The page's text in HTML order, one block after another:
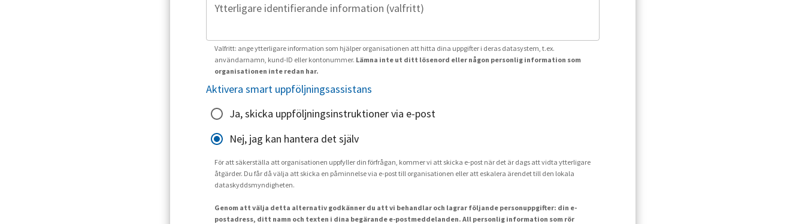
Ytterligare identifierande information (valfritt)
Valfritt: ange ytterligare information som hjälper organisationen att hitta dina uppgifter i deras datasystem, t.ex.
användarnamn, kund-ID eller kontonummer. Lämna inte ut ditt lösenord eller någon personlig information som
organisationen inte redan har.
Aktivera smart uppföljningsassistans
Ja, skicka uppföljningsinstruktioner via e-post
Nej, jag kan hantera det själv
För att säkerställa att organisationen uppfyller din förfrågan, kommer vi att skicka e-post när det är dags att vidta ytterligare
åtgärder. Du får då välja att skicka en påminnelse via e-post till organisationen eller att eskalera ärendet till den lokala
dataskyddsmyndigheten.
Genom att välja detta alternativ godkänner du att vi behandlar och lagrar följande personuppgifter: din e-
postadress, ditt namn och texten i dina begärande e-postmeddelanden. All personlig information som rör